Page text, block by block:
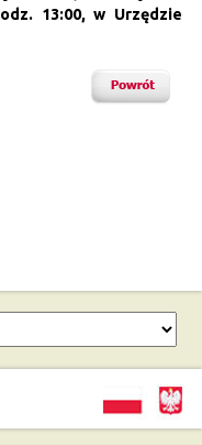
13:00, w Urzędzie